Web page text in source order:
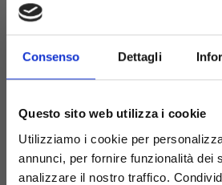
Consenso Dettagli
Questo sito web utilizza i cookie
Utilizziamo i cookie per
annunci, per fornire funzionalità dei
analizzare il nostro traffico.
Specialità
Odontostomatologia